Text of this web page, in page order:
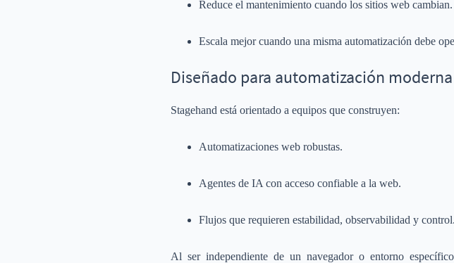
Reduce el mantenimiento cuando los sitios web cambian.
Escala mejor cuando una misma automatización debe
Diseñado para automatización moderna
Stagehand está orientado a equipos que construyen:
Automatizaciones web robustas.
Agentes de IA con acceso confiable a la web.
Flujos que requieren estabilidad, observabilidad y control.
Al ser independiente de un navegador o entorno